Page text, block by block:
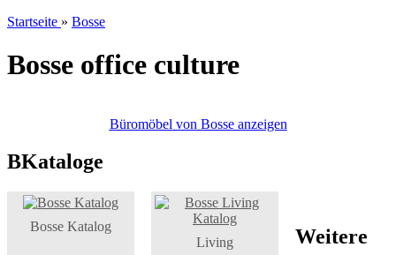
Startseite » Bosse
Bosse office culture
Büromöbel von Bosse anzeigen
BKataloge
Bosse Katalog
Living
Weitere